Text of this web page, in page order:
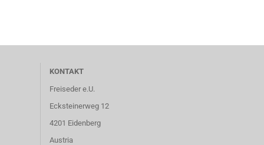
KONTAKT
Freiseder e.U.
Ecksteinerweg 12
4201 Eidenberg
Austria